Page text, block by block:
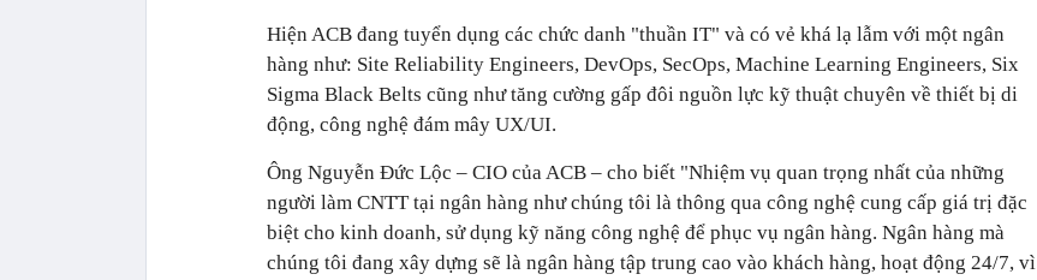
Hiện ACB đang tuyển dụng các chức danh "thuần IT" và có vẻ khá lạ lẫm với một ngân
hàng như: Site Reliability Engineers, DevOps, SecOps, Machine Learning Engineers, Six
Sigma Black Belts cũng như tăng cường gấp đôi nguồn lực kỹ thuật chuyên về thiết bị di
động, công nghệ đám mây UX/UI.
Ông Nguyễn Đức Lộc – CIO của ACB – cho biết "Nhiệm vụ quan trọng nhất của những
người làm CNTT tại ngân hàng như chúng tôi là thông qua công nghệ cung cấp giá trị đặc
biệt cho kinh doanh, sử dụng kỹ năng công nghệ để phục vụ ngân hàng. Ngân hàng mà
chúng tôi đang xây dựng sẽ là ngân hàng tập trung cao vào khách hàng, hoạt động 24/7, vì